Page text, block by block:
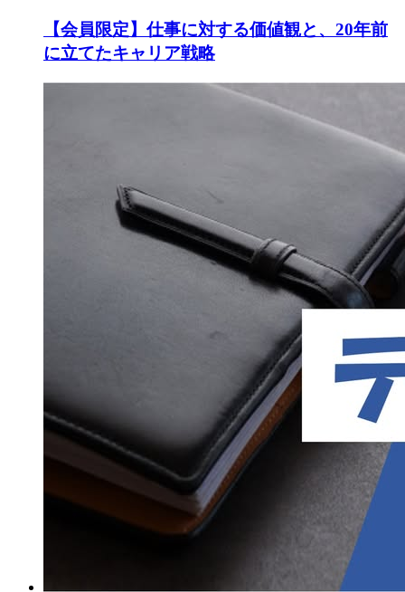
【会員限定】仕事に対する価値観と、20年前
に立てたキャリア戦略